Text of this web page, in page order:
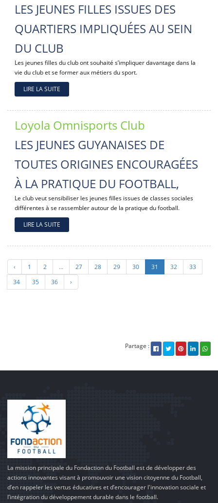
LES JEUNES FILLES ISSUES DES
QUARTIERS IMPLIQUÉES AU SEIN
DU CLUB
Les jeunes filles du club ont souhaité s’impliquer davantage dans la
vie du club et se former aux métiers du sport.
LIRE LA SUITE
Loyola Omnisports Club
LES JEUNES GUYANAISES DE
TOUTES ORIGINES ENCOURAGÉES
À LA PRATIQUE DU FOOTBALL,
Le club veut sensibiliser les jeunes filles issues de classes sociales
différentes à se rassembler autour de la pratique du football.
LIRE LA SUITE
‹ 1 2 ... 27 28 29 30 31 32
33
34
35 36 ›
Partage :
La mission principale du Fondaction du Football est de développer des
actions innovantes visant à promouvoir une vision citoyenne du Football,
d’en rappeler les vertus éducatives et d’encourager l'innovation sociale et
l’intégration du développement durable dans le football.